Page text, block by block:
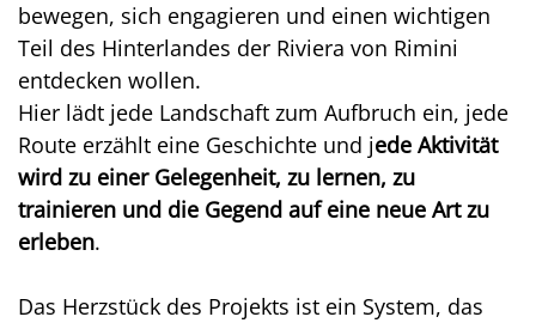
bewegen, sich engagieren und einen wichtigen
Teil des Hinterlandes der Riviera von Rimini
entdecken wollen.
Hier lädt jede Landschaft zum Aufbruch ein, jede
Route erzählt eine Geschichte und jede Aktivität
wird zu einer Gelegenheit, zu lernen, zu
trainieren und die Gegend auf eine neue Art zu
erleben.
Das Herzstück des Projekts ist ein System, das